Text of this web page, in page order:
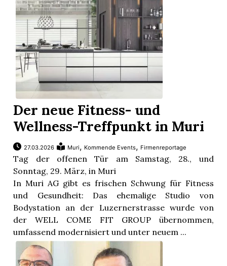
Der neue Fitness- und
Wellness-Treffpunkt in Muri
27.03.2026 Muri, Kommende Events, Firmenreportage
Tag der offenen Tür am Samstag, 28., und
Sonntag, 29. März, in Muri
In Muri AG gibt es frischen Schwung für Fitness
und Gesundheit: Das ehemalige Studio von
Bodystation an der Luzernerstrasse wurde von
der WELL COME FIT GROUP übernommen,
umfassend modernisiert und unter neuem ...